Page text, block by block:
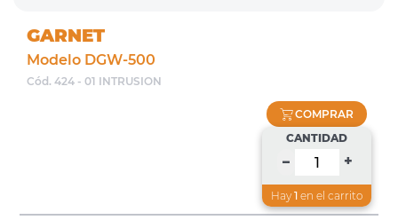
GARNET
Modelo DGW-500
Cód. 424 - 01 INTRUSION
COMPRAR
CANTIDAD
– +
Hay 1 en el carrito